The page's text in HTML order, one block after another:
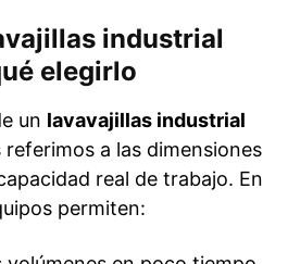
industrial
elegirlo
un lavavajillas industrial
referimos a las dimensiones
real de trabajo. En
permiten: